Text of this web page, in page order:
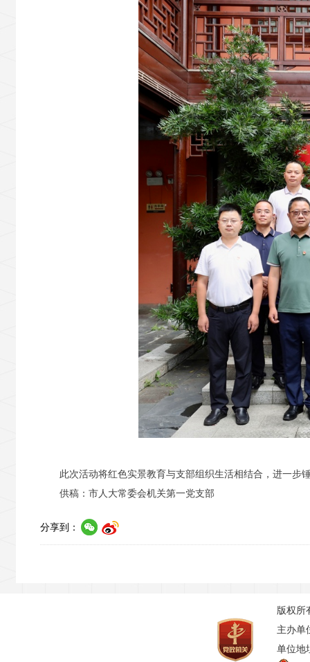
此次活动将红色实景教育与支部组织生活相结合，进一步
供稿：市人大常委会机关第一党支部
分享到：
版权所
主办单
单位地